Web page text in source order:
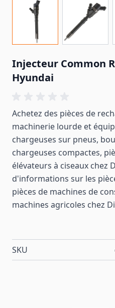
Injecteur Common
Hyundai
Achetez des pièces de
machinerie lourde et
chargeuses sur pneus,
chargeuses compactes,
élévateurs à ciseaux chez
d'informations sur les
pièces de machines de
machines agricoles chez
SKU